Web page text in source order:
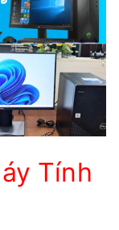
Tính